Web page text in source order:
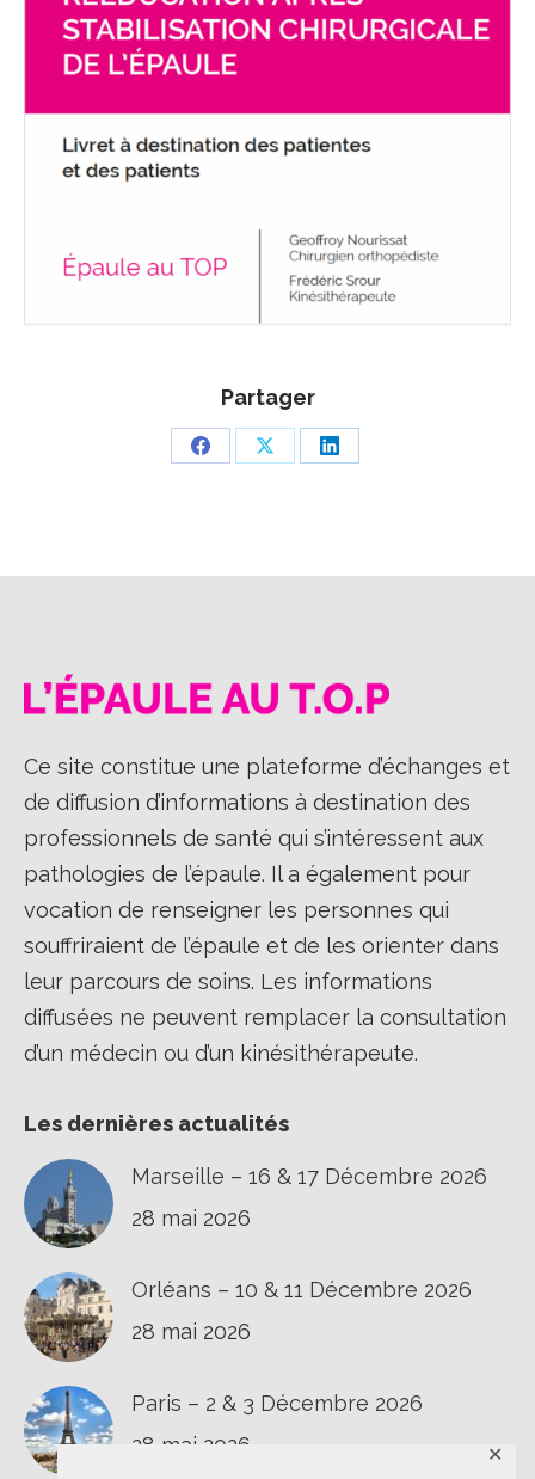
✕
Partager
PartagerPartagerPartager
Ce site constitue une plateforme d’échanges et
de diffusion d’informations à destination des
professionnels de santé qui s’intéressent aux
pathologies de l’épaule. Il a également pour
vocation de renseigner les personnes qui
souffriraient de l’épaule et de les orienter dans
leur parcours de soins. Les informations
diffusées ne peuvent remplacer la consultation
d’un médecin ou d’un kinésithérapeute.
Les dernières actualités
Marseille – 16 & 17 Décembre 2026
28 mai 2026
Orléans – 10 & 11 Décembre 2026
28 mai 2026
Paris – 2 & 3 Décembre 2026
28 mai 2026